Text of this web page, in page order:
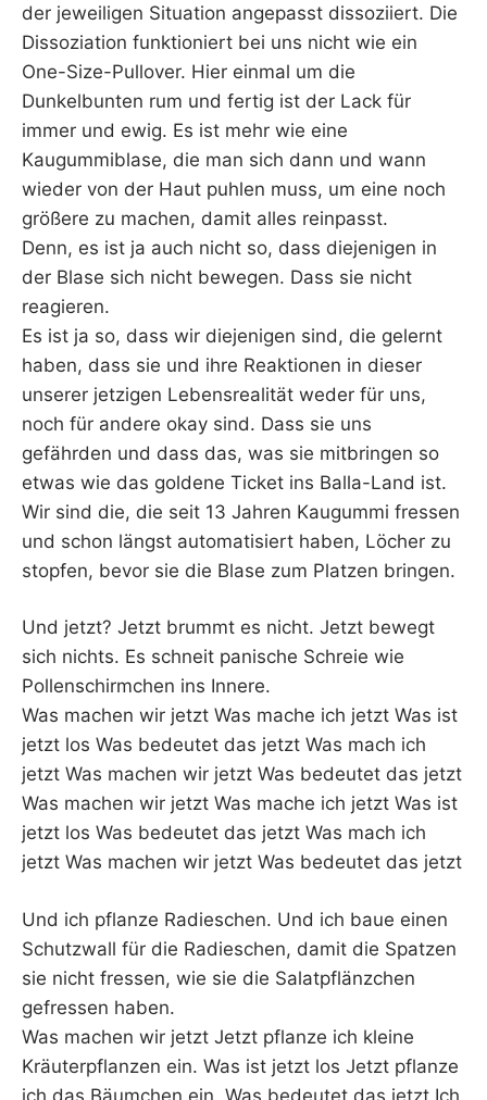
der jeweiligen Situation angepasst dissoziiert. Die
Dissoziation funktioniert bei uns nicht wie ein
One-Size-Pullover. Hier einmal um die
Dunkelbunten rum und fertig ist der Lack für
immer und ewig. Es ist mehr wie eine
Kaugummiblase, die man sich dann und wann
wieder von der Haut puhlen muss, um eine noch
größere zu machen, damit alles reinpasst.
Denn, es ist ja auch nicht so, dass diejenigen in
der Blase sich nicht bewegen. Dass sie nicht
reagieren.
Es ist ja so, dass wir diejenigen sind, die gelernt
haben, dass sie und ihre Reaktionen in dieser
unserer jetzigen Lebensrealität weder für uns,
noch für andere okay sind. Dass sie uns
gefährden und dass das, was sie mitbringen so
etwas wie das goldene Ticket ins Balla-Land ist.
Wir sind die, die seit 13 Jahren Kaugummi fressen
und schon längst automatisiert haben, Löcher zu
stopfen, bevor sie die Blase zum Platzen bringen.
Und jetzt? Jetzt brummt es nicht. Jetzt bewegt
sich nichts. Es schneit panische Schreie wie
Pollenschirmchen ins Innere.
Was machen wir jetzt Was mache ich jetzt Was ist
jetzt los Was bedeutet das jetzt Was mach ich
jetzt Was machen wir jetzt Was bedeutet das jetzt
Was machen wir jetzt Was mache ich jetzt Was ist
jetzt los Was bedeutet das jetzt Was mach ich
jetzt Was machen wir jetzt Was bedeutet das jetzt
Und ich pflanze Radieschen. Und ich baue einen
Schutzwall für die Radieschen, damit die Spatzen
sie nicht fressen, wie sie die Salatpflänzchen
gefressen haben.
Was machen wir jetzt Jetzt pflanze ich kleine
Kräuterpflanzen ein. Was ist jetzt los Jetzt pflanze
ich das Bäumchen ein. Was bedeutet das jetzt Ich